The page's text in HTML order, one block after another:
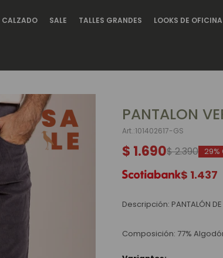
CALZADO SALE TALLES GRANDES LOOKS DE OFICINA
PANTALON
101402617-GS
$ 1.690$2.390 29
$ 1.437
Descripción: PANTALÓN DE
Composición: 77%